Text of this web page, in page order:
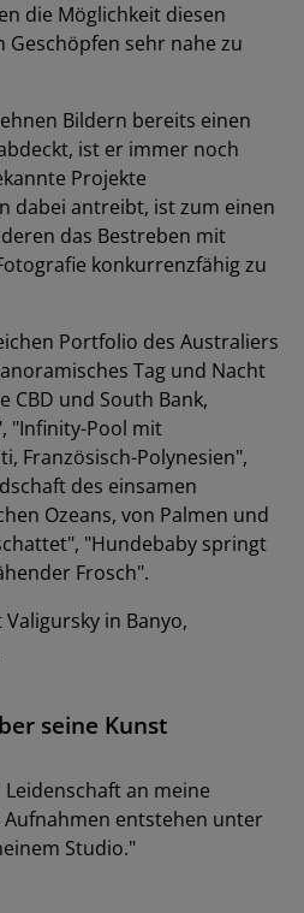
die Möglichkeit diesen
sehr nahe zu
Bildern bereits einen
ist er immer noch
Projekte
dabei antreibt, ist zum einen
das Bestreben mit
konkurrenzfähig zu
Portfolio des Australiers
Tag und Nacht
CBD und South Bank,
"Infinity-Pool mit
Französisch-Polynesien",
des einsamen
Ozeans, von Palmen und
"Hundebaby springt
Frosch".
in Banyo,
seine Kunst
an meine
entstehen unter
Studio."